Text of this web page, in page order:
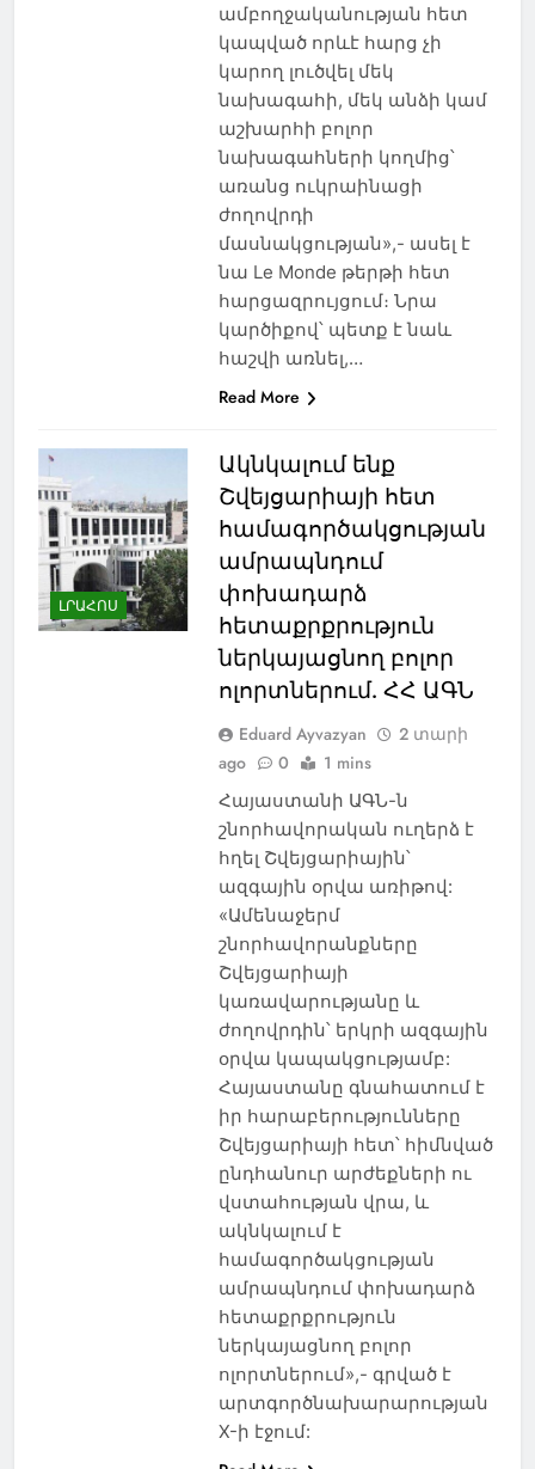
ամբողջականության հետ
կապված որևէ հարց չի
կարող լուծվել մեկ
նախագահի, մեկ անձի կամ
աշխարհի բոլոր
նախագահների կողմից՝
առանց ուկրաինացի
ժողովրդի
մասնակցության»,- ասել է
նա Le Monde թերթի հետ
հարցազրույցում։ Նրա
կարծիքով՝ պետք է նաև
հաշվի առնել,…
Read More
ԼՐԱՀՈՍ
Ակնկալում ենք
Շվեյցարիայի հետ
համագործակցության
ամրապնդում
փոխադարձ
հետաքրքրություն
ներկայացնող բոլոր
ոլորտներում. ՀՀ ԱԳՆ
Eduard Ayvazyan
2 տարի
ago
0 1 mins
Հայաստանի ԱԳՆ-ն
շնորհավորական ուղերձ է
հղել Շվեյցարիային՝
ազգային օրվա առիթով:
«Ամենաջերմ
շնորհավորանքները
Շվեյցարիայի
կառավարությանը և
ժողովրդին՝ երկրի ազգային
օրվա կապակցությամբ:
Հայաստանը գնահատում է
իր հարաբերությունները
Շվեյցարիայի հետ՝ հիմնված
ընդհանուր արժեքների ու
վստահության վրա, և
ակնկալում է
համագործակցության
ամրապնդում փոխադարձ
հետաքրքրություն
ներկայացնող բոլոր
ոլորտներում»,- գրված է
արտգործնախարարության
X-ի էջում: